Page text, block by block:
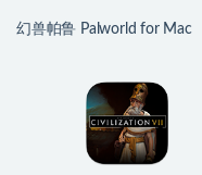
幻兽帕鲁 Palworld for Mac